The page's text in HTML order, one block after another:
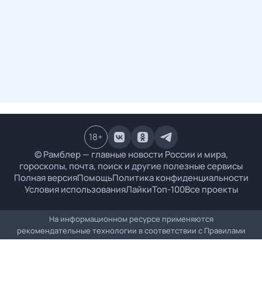
© Рамблер — главные новости России и мира,
гороскопы, почта, поиск и другие полезные сервисы
Полная версияПомощьПолитика конфиденциальности
Условия использованияЛайкиТоп-100Все проекты
18+
На информационном ресурсе применяются
рекомендательные технологии в соответствии с Правилами